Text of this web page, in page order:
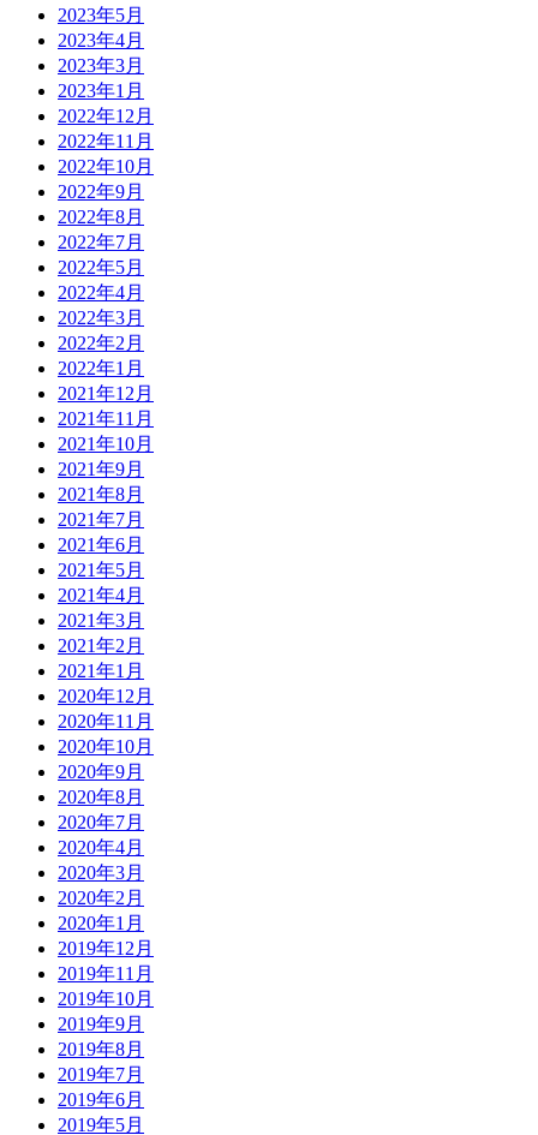
2023年5月
2023年4月
2023年3月
2023年1月
2022年12月
2022年11月
2022年10月
2022年9月
2022年8月
2022年7月
2022年5月
2022年4月
2022年3月
2022年2月
2022年1月
2021年12月
2021年11月
2021年10月
2021年9月
2021年8月
2021年7月
2021年6月
2021年5月
2021年4月
2021年3月
2021年2月
2021年1月
2020年12月
2020年11月
2020年10月
2020年9月
2020年8月
2020年7月
2020年4月
2020年3月
2020年2月
2020年1月
2019年12月
2019年11月
2019年10月
2019年9月
2019年8月
2019年7月
2019年6月
2019年5月